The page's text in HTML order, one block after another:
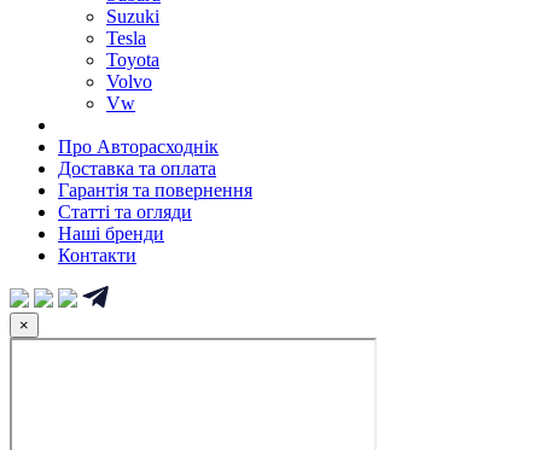
Suzuki
Tesla
Toyota
Volvo
Vw
Про Авторасходнік
Доставка та оплата
Гарантія та повернення
Статті та огляди
Наші бренди
Контакти
×